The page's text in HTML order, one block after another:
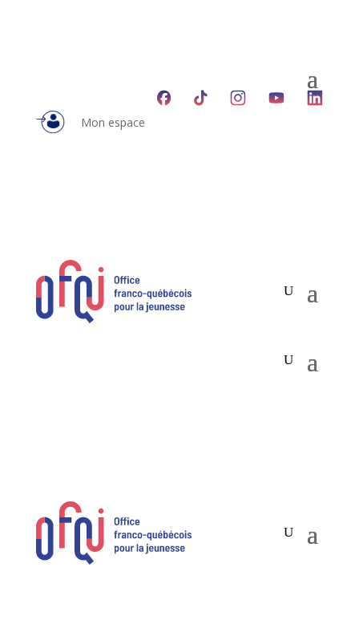
Mon espace